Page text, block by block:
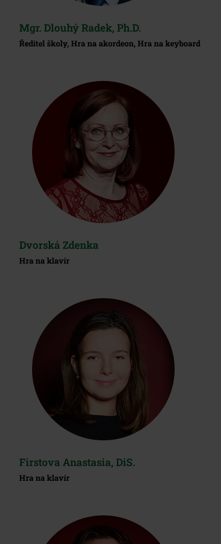
Mgr. Dlouhý Radek, Ph.D.
Ředitel školy, Hra na akordeon, Hra na keyboard
Dvorská Zdenka
Hra na klavír
Firstova Anastasia, DiS.
Hra na klavír